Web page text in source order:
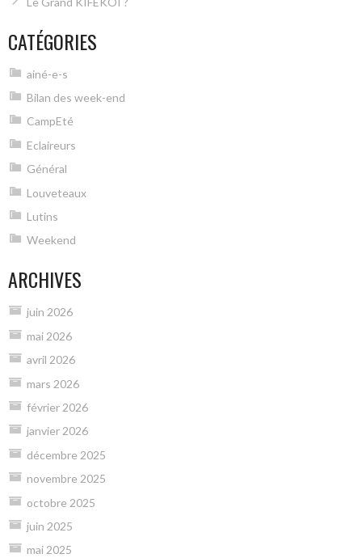
CATÉGORIES
ainé-e-s
Bilan des week-end
CampEté
Eclaireurs
Général
Louveteaux
Lutins
Weekend
ARCHIVES
juin 2026
mai 2026
avril 2026
mars 2026
février 2026
janvier 2026
décembre 2025
novembre 2025
octobre 2025
juin 2025
mai 2025